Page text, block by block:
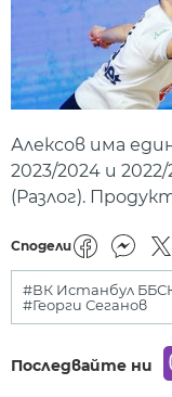
Алексов има
2023/2024 и
(Разлог).
Сподели
#ВК Истанбул
#Георги Сеганов
Последвайте ни